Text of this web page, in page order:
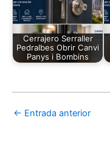
Cerrajero Serraller
Pedralbes Obrir Canvi
Panys i Bombins
← Entrada anterior